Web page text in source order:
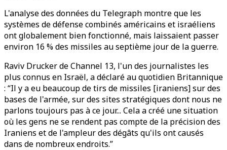
L'analyse des données du Telegraph montre que les
systèmes de défense combinés américains et israéliens
ont globalement bien fonctionné, mais laissaient passer
environ 16 % des missiles au septième jour de la guerre.
Raviv Drucker de Channel 13, l'un des journalistes les
plus connus en Israël, a déclaré au quotidien Britannique
: “Il y a eu beaucoup de tirs de missiles [iraniens] sur des
bases de l'armée, sur des sites stratégiques dont nous ne
parlons toujours pas à ce jour... Cela a créé une situation
où les gens ne se rendent pas compte de la précision des
Iraniens et de l'ampleur des dégâts qu'ils ont causés
dans de nombreux endroits.”